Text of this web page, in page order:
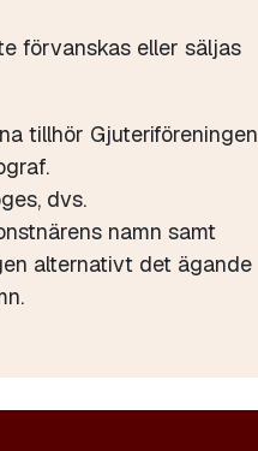
förvanskas eller säljas
tillhör Gjuteriföreningen
dvs.
namn samt
alternativt det ägande